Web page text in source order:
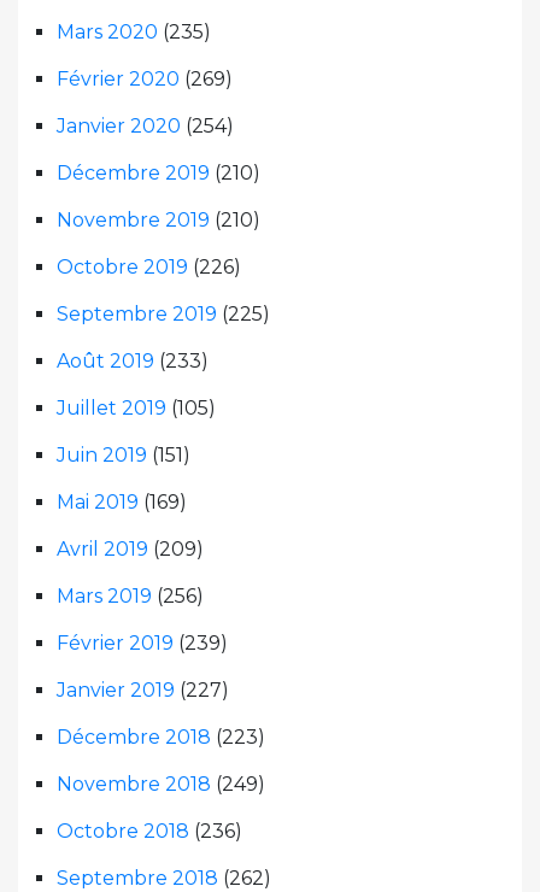
Mars 2020 (235)
Février 2020 (269)
Janvier 2020 (254)
Décembre 2019 (210)
Novembre 2019 (210)
Octobre 2019 (226)
Septembre 2019 (225)
Août 2019 (233)
Juillet 2019 (105)
Juin 2019 (151)
Mai 2019 (169)
Avril 2019 (209)
Mars 2019 (256)
Février 2019 (239)
Janvier 2019 (227)
Décembre 2018 (223)
Novembre 2018 (249)
Octobre 2018 (236)
Septembre 2018 (262)